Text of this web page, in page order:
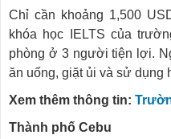
Chỉ cần khoảng 1,500
khóa học IELTS của
phòng ở 3 người tiện lợi.
ăn uống, giặt ủi và sử dụng
Xem thêm thông tin:
Thành phố Cebu